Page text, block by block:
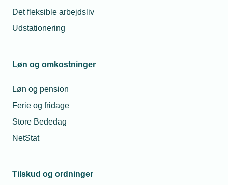
Det fleksible arbejdsliv
Udstationering
Løn og omkostninger
Løn og pension
Ferie og fridage
Store Bededag
NetStat
Tilskud og ordninger
Foreningen af
Ventilationsvirksomheder (FAV)
repræsenteret i en række råd og udvalg.
Vis netværk